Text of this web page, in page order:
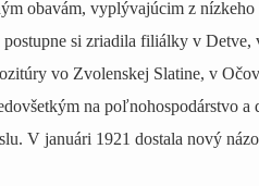
obavám, vyplývajúcim z nízkeho
postupne si zriadila filiálky v
vo Zvolenskej Slatine, v
na poľnohospodárstvo
V januári 1921 dostala nový